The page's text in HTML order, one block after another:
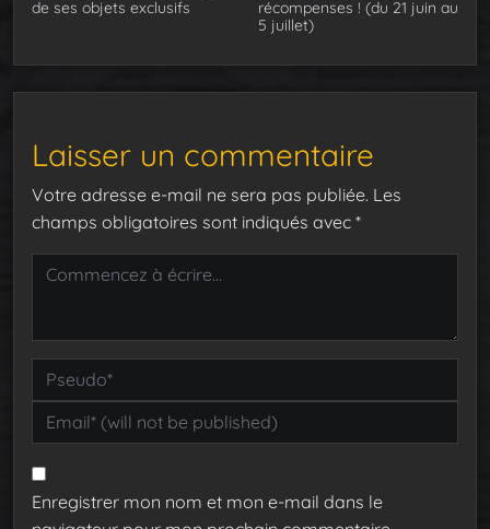
de ses objets exclusifs
récompenses ! (du 21 juin au
5 juillet)
Laisser un commentaire
Votre adresse e-mail ne sera pas publiée. Les
champs obligatoires sont indiqués avec *
Enregistrer mon nom et mon e-mail dans le